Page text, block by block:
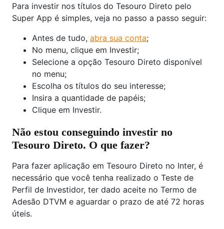
Para investir nos títulos do Tesouro Direto pelo
Super App é simples, veja no passo a passo seguir:
Antes de tudo, abra sua conta;
No menu, clique em Investir;
Selecione a opção Tesouro Direto disponível
no menu;
Escolha os títulos do seu interesse;
Insira a quantidade de papéis;
Clique em Investir.
Não estou conseguindo investir no
Tesouro Direto. O que fazer?
Para fazer aplicação em Tesouro Direto no Inter, é
necessário que você tenha realizado o Teste de
Perfil de Investidor, ter dado aceite no Termo de
Adesão DTVM e aguardar o prazo de até 72 horas
úteis.